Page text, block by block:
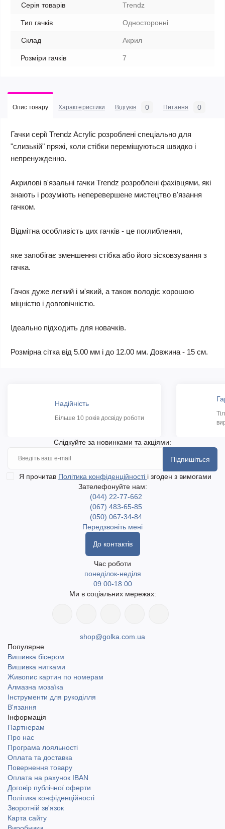
Серія товарів Trendz
Тип гачків Односторонні
Склад Акрил
Розміри гачків 7
Опис товару Характеристики Відгуків 0 Питання 0
Гачки серії Trendz Acrylic розроблені спеціально для
"слизькій" пряжі, коли стібки переміщуються швидко і
непренужденно.
Акрилові в'язальні гачки Trendz розроблені фахівцями, які
знають і розуміють неперевершене мистецтво в'язання
гачком.
Відмітна особливість цих гачків - це поглиблення,
яке запобігає зменшення стібка або його зісковзування з
гачка.
Гачок дуже легкий і м'який, а також володіє хорошою
міцністю і довговічністю.
Ідеально підходить для новачків.
Розмірна сітка від 5.00 мм і до 12.00 мм. Довжина - 15 см.
Надійність
Більше 10 років досвіду роботи
Слідкуйте за новинками та акціями:
Підпишіться
Я прочитав Політика конфіденційності і згоден з вимогами
Зателефонуйте нам:
(044) 22-77-662
(067) 483-65-85
(050) 067-34-84
Передзвоніть мені
До контактів
Час роботи
понеділок-неділя
09:00-18:00
Ми в соціальних мережах:
shop@golka.com.ua
Популярне
Вишивка бісером
Вишивка нитками
Живопис картин по номерам
Алмазна мозаїка
Інструменти для рукоділля
В'язання
Інформація
Партнерам
Про нас
Програма лояльності
Оплата та доставка
Повернення товару
Оплата на рахунок IBAN
Договір публічної оферти
Політика конфіденційності
Зворотній зв'язок
Карта сайту